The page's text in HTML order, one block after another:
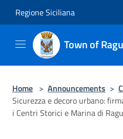
Regione Siciliana
Town of
Home > Announcements >
Sicurezza e decoro urbano:
i Centri Storici e Marina di